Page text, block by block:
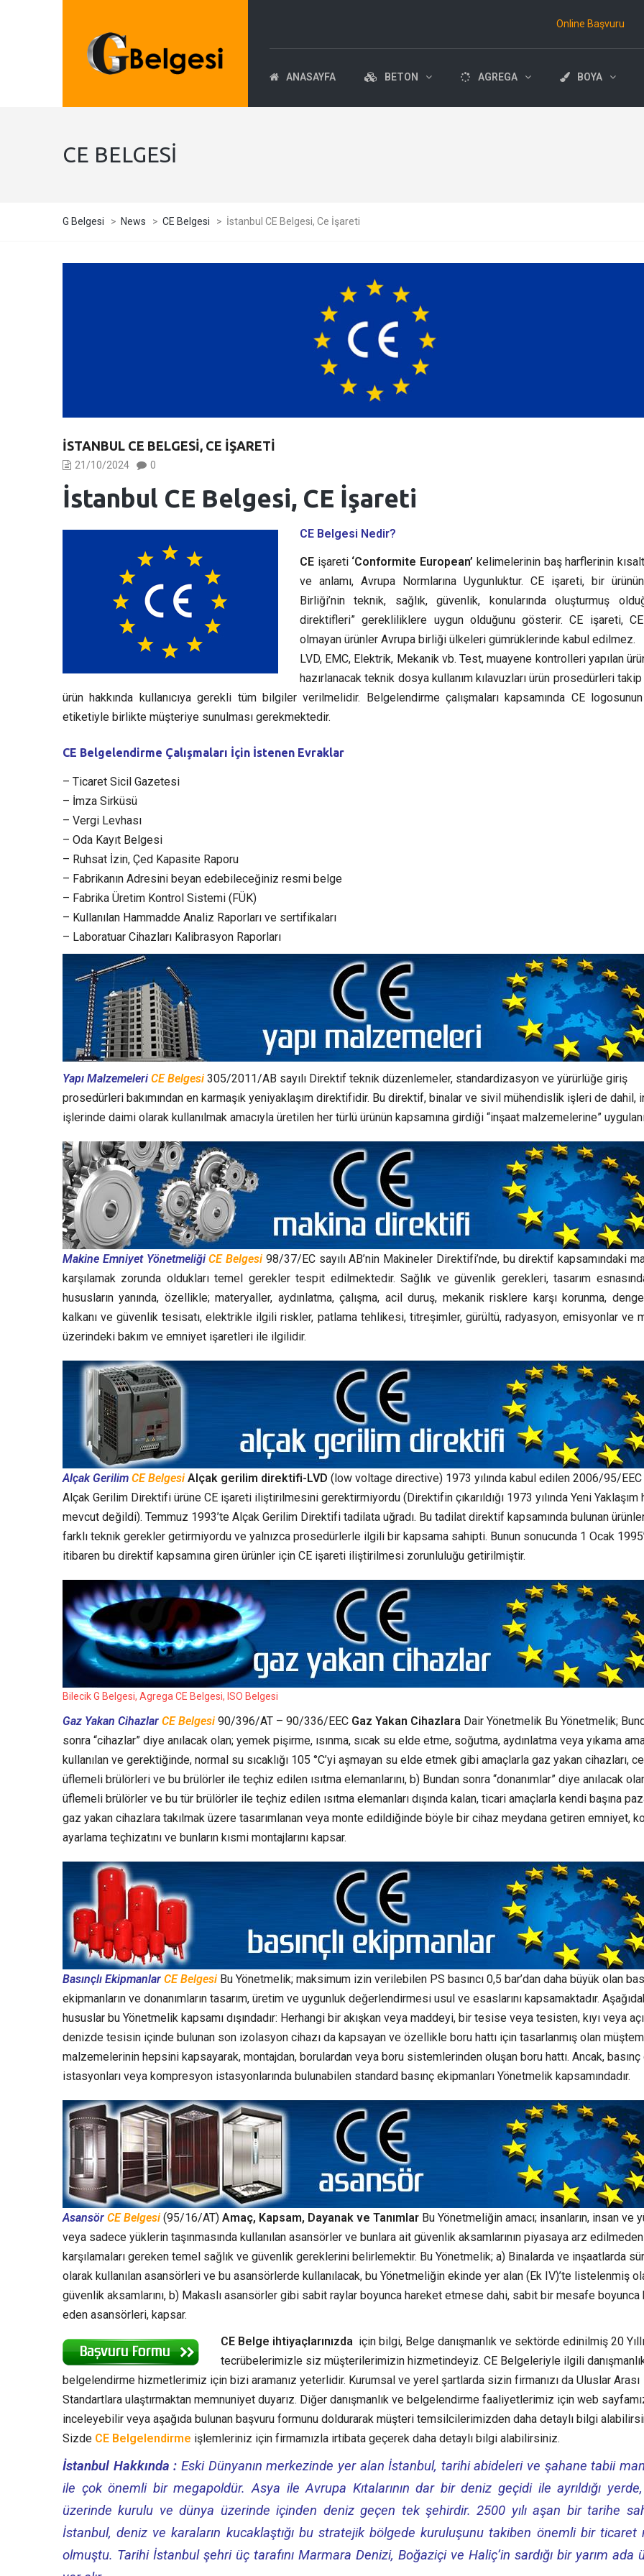
Online Başvuru
ANASAYFA BETON AGREGA BOYA
CE BELGESI
G Belgesi > News > CE Belgesi > İstanbul CE Belgesi, Ce İşareti
İSTANBUL CE BELGESI, CE İŞARETI
21/10/2024 0
İstanbul CE Belgesi, CE İşareti
CE Belgesi Nedir?
CE işareti ‘Conformite European’ kelimelerinin baş harflerinin
ve anlamı, Avrupa Normlarına Uygunluktur. CE işareti, bir
Birliği’nin teknik, sağlık, güvenlik, konularında oluşturmuş
direktifleri” gerekliliklere uygun olduğunu gösterir. CE işareti,
olmayan ürünler Avrupa birliği ülkeleri gümrüklerinde kabul edilmez.
LVD, EMC, Elektrik, Mekanik vb. Test, muayene kontrolleri yapılan
hazırlanacak teknik dosya kullanım kılavuzları ürün prosedürleri
ürün hakkında kullanıcıya gerekli tüm bilgiler verilmelidir. Belgelendirme çalışmaları kapsamında CE
etiketiyle birlikte müşteriye sunulması gerekmektedir.
CE Belgelendirme Çalışmaları İçin İstenen Evraklar
– Ticaret Sicil Gazetesi
– İmza Sirküsü
– Vergi Levhası
– Oda Kayıt Belgesi
– Ruhsat İzin, Çed Kapasite Raporu
– Fabrikanın Adresini beyan edebileceğiniz resmi belge
– Fabrika Üretim Kontrol Sistemi (FÜK)
– Kullanılan Hammadde Analiz Raporları ve sertifikaları
– Laboratuar Cihazları Kalibrasyon Raporları
Yapı Malzemeleri CE Belgesi 305/2011/AB sayılı Direktif teknik düzenlemeler, standardizasyon ve yürürlüğe giriş
prosedürleri bakımından en karmaşık yeniyaklaşım direktifidir. Bu direktif, binalar ve sivil mühendislik işleri de dahil,
işlerinde daimi olarak kullanılmak amacıyla üretilen her türlü ürünün kapsamına girdiği “inşaat malzemelerine”
Makine Emniyet YönetmeliğiCE Belgesi 98/37/EC sayılı AB’nin Makineler Direktifi’nde, bu direktif kapsamındaki
karşılamak zorunda oldukları temel gerekler tespit edilmektedir. Sağlık ve güvenlik gerekleri, tasarım
hususların yanında, özellikle; materyaller, aydınlatma, çalışma, acil duruş, mekanik risklere karşı korunma,
kalkanı ve güvenlik tesisatı, elektrikle ilgili riskler, patlama tehlikesi, titreşimler, gürültü, radyasyon, emisyonlar ve
üzerindeki bakım ve emniyet işaretleri ile ilgilidir.
Alçak Gerilim CE Belgesi Alçak gerilim direktifi-LVD (low voltage directive) 1973 yılında kabul edilen 2006/95/EEC
Alçak Gerilim Direktifi ürüne CE işareti iliştirilmesini gerektirmiyordu (Direktifin çıkarıldığı 1973 yılında Yeni Yaklaşım
mevcut değildi). Temmuz 1993’te Alçak Gerilim Direktifi tadilata uğradı. Bu tadilat direktif kapsamında bulunan
farklı teknik gerekler getirmiyordu ve yalnızca prosedürlerle ilgili bir kapsama sahipti. Bunun sonucunda 1 Ocak
itibaren bu direktif kapsamına giren ürünler için CE işareti iliştirilmesi zorunluluğu getirilmiştir.
Bilecik G Belgesi, Agrega CE Belgesi, ISO Belgesi
Gaz Yakan Cihazlar CE Belgesi 90/396/AT – 90/336/EEC Gaz Yakan Cihazlara Dair Yönetmelik Bu Yönetmelik;
sonra “cihazlar” diye anılacak olan; yemek pişirme, ısınma, sıcak su elde etme, soğutma, aydınlatma veya yıkama
kullanılan ve gerektiğinde, normal su sıcaklığı 105 °C’yi aşmayan su elde etmek gibi amaçlarla gaz yakan cihazları,
üflemeli brülörleri ve bu brülörler ile teçhiz edilen ısıtma elemanlarını, b) Bundan sonra “donanımlar” diye anılacak
üflemeli brülörler ve bu tür brülörler ile teçhiz edilen ısıtma elemanları dışında kalan, ticari amaçlarla kendi başına
gaz yakan cihazlara takılmak üzere tasarımlanan veya monte edildiğinde böyle bir cihaz meydana getiren emniyet,
ayarlama teçhizatını ve bunların kısmi montajlarını kapsar.
Basınçlı Ekipmanlar CE Belgesi Bu Yönetmelik; maksimum izin verilebilen PS basıncı 0,5 bar’dan daha büyük olan
ekipmanların ve donanımların tasarım, üretim ve uygunluk değerlendirmesi usul ve esaslarını kapsamaktadır.
hususlar bu Yönetmelik kapsamı dışındadır: Herhangi bir akışkan veya maddeyi, bir tesise veya tesisten, kıyı veya
denizde tesisin içinde bulunan son izolasyon cihazı da kapsayan ve özellikle boru hattı için tasarlanmış olan
malzemelerinin hepsini kapsayarak, montajdan, borulardan veya boru sistemlerinden oluşan boru hattı. Ancak, basınç
istasyonları veya kompresyon istasyonlarında bulunabilen standard basınç ekipmanları Yönetmelik kapsamındadır.
Asansör CE Belgesi (95/16/AT) Amaç, Kapsam, Dayanak ve Tanımlar Bu Yönetmeliğin amacı; insanların, insan ve
veya sadece yüklerin taşınmasında kullanılan asansörler ve bunlara ait güvenlik aksamlarının piyasaya arz
karşılamaları gereken temel sağlık ve güvenlik gereklerini belirlemektir. Bu Yönetmelik; a) Binalarda ve inşaatlarda
olarak kullanılan asansörleri ve bu asansörlerde kullanılacak, bu Yönetmeliğin ekinde yer alan (Ek IV)’te listelenmiş
güvenlik aksamlarını, b) Makaslı asansörler gibi sabit raylar boyunca hareket etmese dahi, sabit bir mesafe boyunca
eden asansörleri, kapsar.
CE Belge ihtiyaçlarınızda için bilgi, Belge danışmanlık ve sektörde edinilmiş 20
tecrübelerimizle siz müşterilerimizin hizmetindeyiz. CE Belgeleriyle ilgili
belgelendirme hizmetlerimiz için bizi aramanız yeterlidir. Kurumsal ve yerel şartlarda sizin firmanızı da Uluslar Arası
Standartlara ulaştırmaktan memnuniyet duyarız. Diğer danışmanlık ve belgelendirme faaliyetlerimiz için web
inceleyebilir veya aşağıda bulunan başvuru formunu doldurarak müşteri temsilcilerimizden daha detaylı bilgi
Sizde CE Belgelendirme işlemleriniz için firmamızla irtibata geçerek daha detaylı bilgi alabilirsiniz.
İstanbul Hakkında : Eski Dünyanın merkezinde yer alan İstanbul, tarihi abideleri ve şahane tabii
ile çok önemli bir megapoldür. Asya ile Avrupa Kıtalarının dar bir deniz geçidi ile ayrıldığı
üzerinde kurulu ve dünya üzerinde içinden deniz geçen tek şehirdir. 2500 yılı aşan bir tarihe
İstanbul, deniz ve karaların kucaklaştığı bu stratejik bölgede kuruluşunu takiben önemli bir ticaret
olmuştu. Tarihi İstanbul şehri üç tarafını Marmara Denizi, Boğaziçi ve Haliç’in sardığı bir yarım ada